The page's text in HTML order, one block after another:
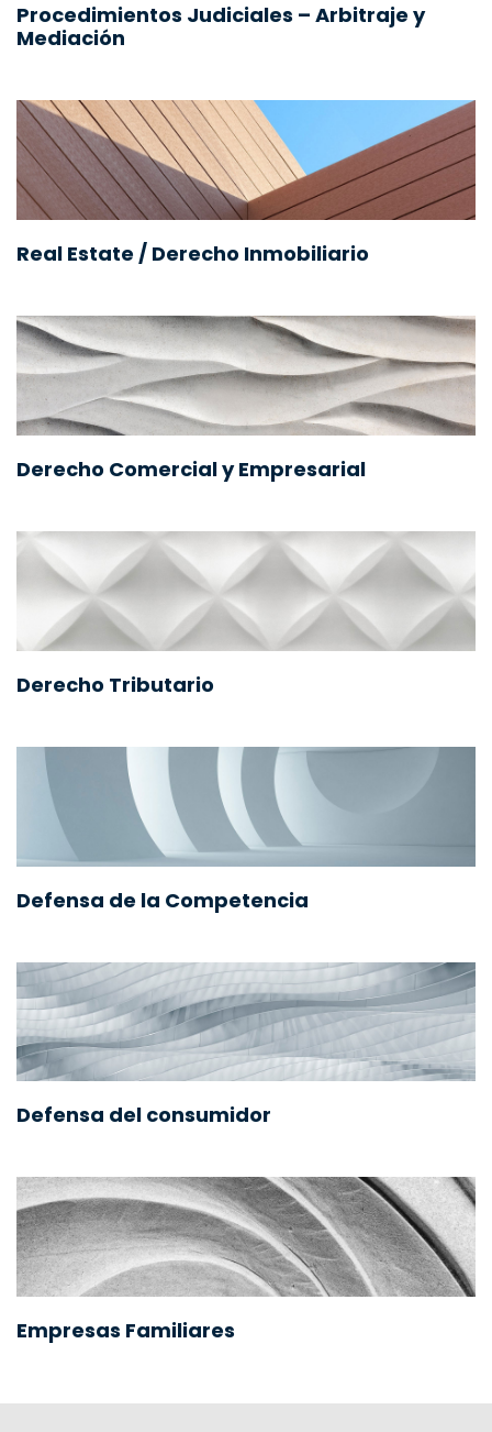
Procedimientos Judiciales – Arbitraje y
Mediación
Real Estate / Derecho Inmobiliario
Derecho Comercial y Empresarial
Derecho Tributario
Defensa de la Competencia
Defensa del consumidor
Empresas Familiares